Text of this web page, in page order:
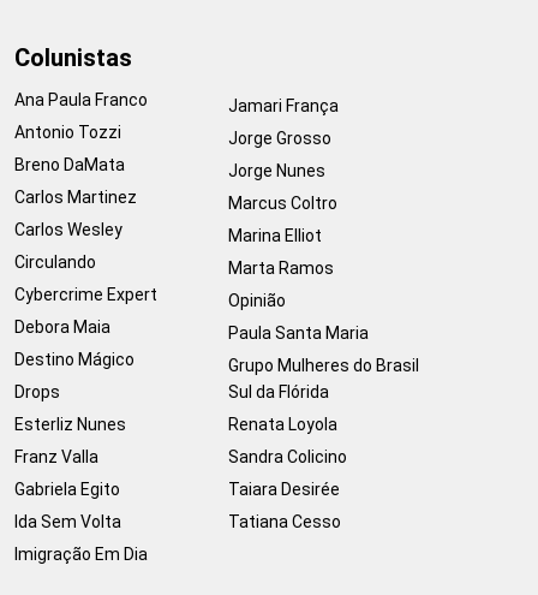
Colunistas
Ana Paula Franco
Antonio Tozzi
Breno DaMata
Carlos Martinez
Carlos Wesley
Circulando
Cybercrime Expert
Debora Maia
Destino Mágico
Drops
Esterliz Nunes
Franz Valla
Gabriela Egito
Ida Sem Volta
Imigração Em Dia
Jamari França
Jorge Grosso
Jorge Nunes
Marcus Coltro
Marina Elliot
Marta Ramos
Opinião
Paula Santa Maria
Grupo Mulheres do Brasil
Sul da Flórida
Renata Loyola
Sandra Colicino
Taiara Desirée
Tatiana Cesso